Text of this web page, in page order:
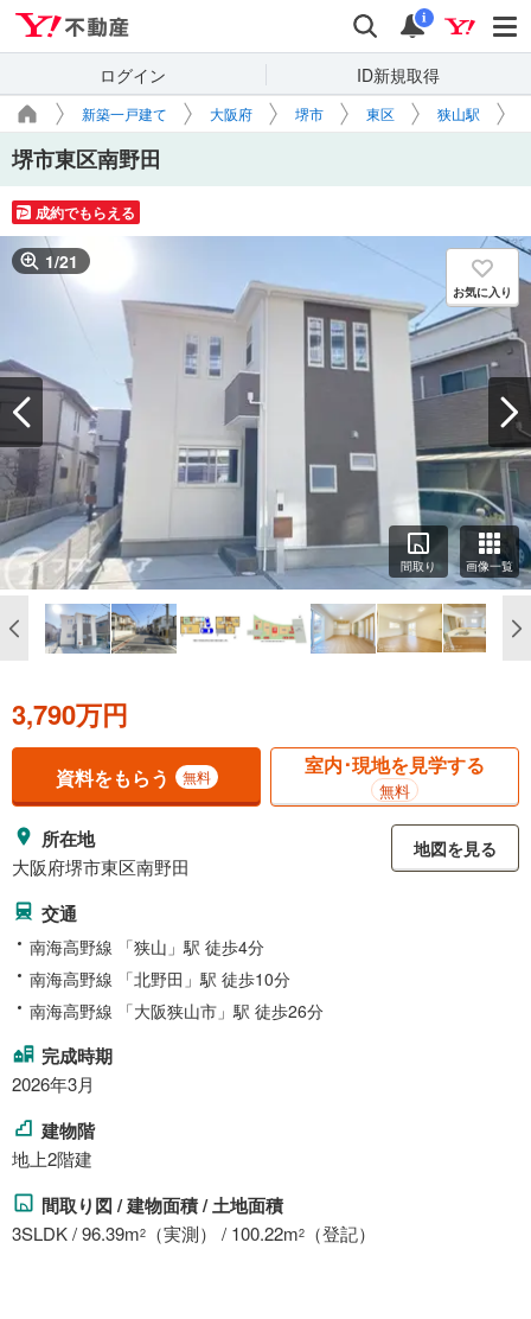
検索 通知
i
ログイン ID新規取得
新築一戸建て 大阪府 堺市 東区 狭山駅
堺市東区南野田
成約でもらえる
1/21
お気に入り
間取り 画像一覧
3,790万円
資料をもらう 無料 室内･現地を見学する
無料
所在地
大阪府堺市東区南野田
地図を見る
交通
南海高野線 「狭山」駅 徒歩4分
南海高野線 「北野田」駅 徒歩10分
南海高野線 「大阪狭山市」駅 徒歩26分
完成時期
2026年3月
建物階
地上2階建
間取り図 / 建物面積 / 土地面積
3SLDK / 96.39m2 （実測） / 100.22m2 （登記）